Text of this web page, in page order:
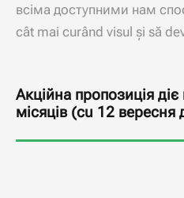
всіма доступними нам
cât mai curând visul și să
Акційна пропозиція
місяців(cu 12 вересня